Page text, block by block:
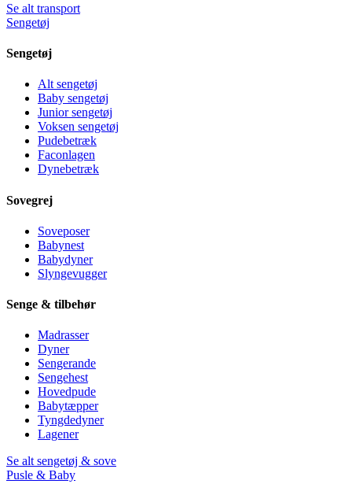
Se alt transport
Sengetøj
Sengetøj
Alt sengetøj
Baby sengetøj
Junior sengetøj
Voksen sengetøj
Pudebetræk
Faconlagen
Dynebetræk
Sovegrej
Soveposer
Babynest
Babydyner
Slyngevugger
Senge & tilbehør
Madrasser
Dyner
Sengerande
Sengehest
Hovedpude
Babytæpper
Tyngdedyner
Lagener
Se alt sengetøj & sove
Pusle & Baby